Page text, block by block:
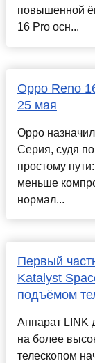
повышенной
16 Pro осн...
Oppo Reno
25 мая
Oppo
Серия, судя
простому
меньше
нормал...
Первый
Katalyst
подъёмом
Аппарат LINK
на более
телескопом